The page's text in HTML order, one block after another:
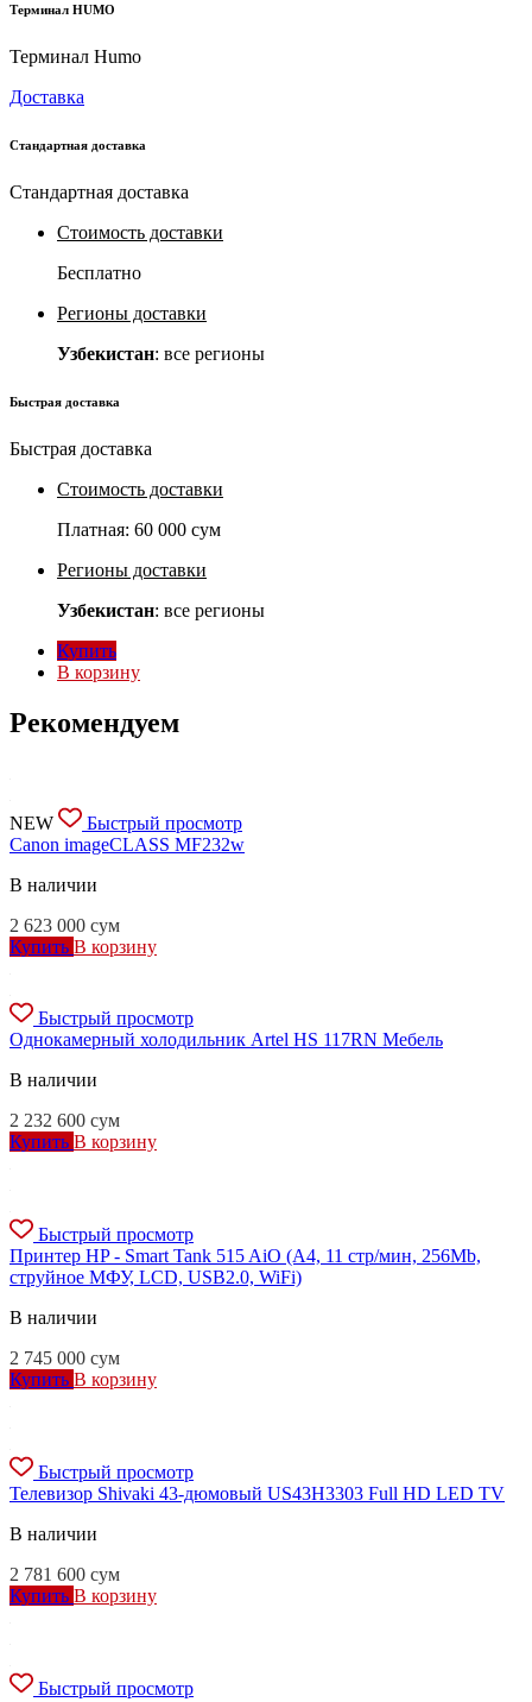
Терминал HUMO
Терминал Humo
Доставка
Стандартная доставка
Стандартная доставка
Стоимость доставки
Бесплатно
Регионы доставки
Узбекистан: все регионы
Быстрая доставка
Быстрая доставка
Стоимость доставки
Платная: 60 000 сум
Регионы доставки
Узбекистан: все регионы
Купить
В корзину
Рекомендуем
NEW
Быстрый просмотр
Canon imageCLASS MF232w
В наличии
2 623 000 сум
Купить В корзину
Быстрый просмотр
Однокамерный холодильник Artel HS 117RN Мебель
В наличии
2 232 600 сум
Купить В корзину
Быстрый просмотр
Принтер HP - Smart Tank 515 AiO (A4, 11 стр/мин, 256Mb,
струйное МФУ, LCD, USB2.0, WiFi)
В наличии
2 745 000 сум
Купить В корзину
Быстрый просмотр
Телевизор Shivaki 43-дюмовый US43H3303 Full HD LED TV
В наличии
2 781 600 сум
Купить В корзину
Быстрый просмотр